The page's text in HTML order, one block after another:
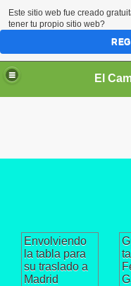
Envolviendo
la tabla para
su traslado a
Madrid
Este sitio web fue creado
tener tu propio sitio web?